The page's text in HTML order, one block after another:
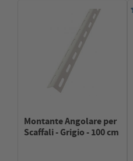
Montante Angolare per
Scaffali - Grigio - 100 cm